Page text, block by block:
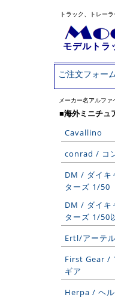
トラック、トレー
モデルトラ
ご注文フォー
メーカー名アルファ
■海外ミニチュ
Cavallino
conrad / コ
DM / ダイキ
ターズ 1/50
DM / ダイキ
ターズ 1/50
Ertl/アーテ
First Gear /
ギア
Herpa / ヘ